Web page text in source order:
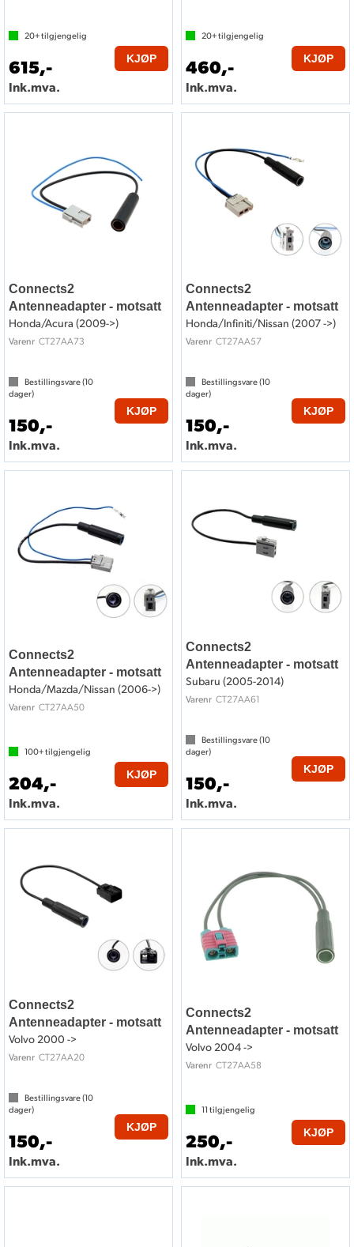
20+tilgjengelig
615,-
Ink.mva.
KJØP
20+tilgjengelig
460,-
Ink.mva.
KJØP
Connects2
Antenneadapter - motsatt
Honda/Acura (2009->)
Varenr CT27AA73
Bestillingsvare (10
dager)
150,-
Ink.mva.
KJØP
Connects2
Antenneadapter - motsatt
Honda/Infiniti/Nissan (2007 ->)
Varenr CT27AA57
Bestillingsvare (10
dager)
150,-
Ink.mva.
KJØP
Connects2
Antenneadapter - motsatt
Honda/Mazda/Nissan (2006->)
Varenr CT27AA50
100+tilgjengelig
204,-
Ink.mva.
KJØP
Connects2
Antenneadapter - motsatt
Subaru (2005-2014)
Varenr CT27AA61
Bestillingsvare (10
dager)
150,-
Ink.mva.
KJØP
Connects2
Antenneadapter - motsatt
Volvo 2000 ->
Varenr CT27AA20
Bestillingsvare (10
dager)
150,-
Ink.mva.
KJØP
Connects2
Antenneadapter - motsatt
Volvo 2004 ->
Varenr CT27AA58
11 tilgjengelig
250,-
Ink.mva.
KJØP